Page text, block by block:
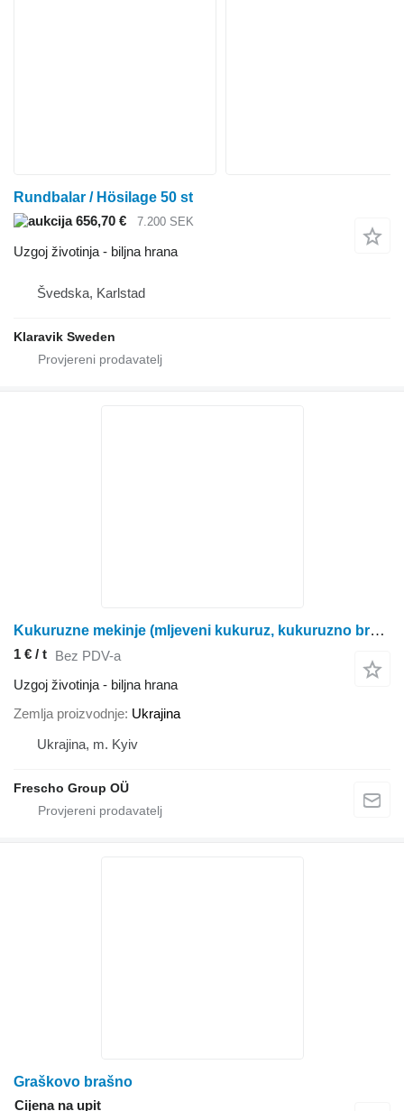
Rundbalar / Hösilage 50 st
656,70 €
7.200 SEK
Uzgoj životinja - biljna hrana
Švedska, Karlstad
Klaravik Sweden
Kukuruzne mekinje (mljeveni kukuruz, kukuruzno brašno, mješavina kukuruza)
1 € / t Bez PDV-a
Uzgoj životinja - biljna hrana
Zemlja proizvodnje Ukrajina
Ukrajina, m. Kyiv
Frescho Group OÜ
Graškovo brašno
Cijena na upit